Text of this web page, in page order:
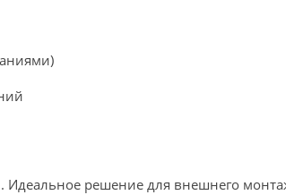
решение для внешнего